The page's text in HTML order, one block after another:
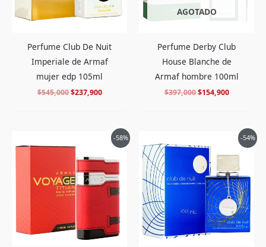
Perfume Club De Nuit
Imperiale de Armaf
mujer edp 105ml
$545,000 $237,900
AGOTADO
Perfume Derby Club
House Blanche de
Armaf hombre 100ml
$397,000 $154,900
-58%
precio
era:
$440,000.
precio
es:
$183,900.
-54%
precio
original
era:
$565,000.
precio
actual
$255,900.